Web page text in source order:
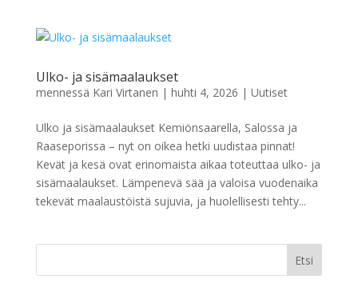
Ulko- ja sisämaalaukset
mennessä Kari Virtanen | huhti 4, 2026 | Uutiset
Ulko ja sisämaalaukset Kemiönsaarella, Salossa ja
Raaseporissa – nyt on oikea hetki uudistaa pinnat!
Kevät ja kesä ovat erinomaista aikaa toteuttaa ulko- ja
sisämaalaukset. Lämpenevä sää ja valoisa vuodenaika
tekevät maalaustöistä sujuvia, ja huolellisesti tehty...
Etsi